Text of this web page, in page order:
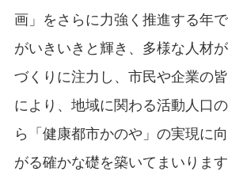
画」をさらに力強く推進する年
がいきいきと輝き、多様な人材
づくりに注力し、市民や企業の皆
により、地域に関わる活動人口
ら「健康都市かのや」の実現に
がる確かな礎を築いてまいります